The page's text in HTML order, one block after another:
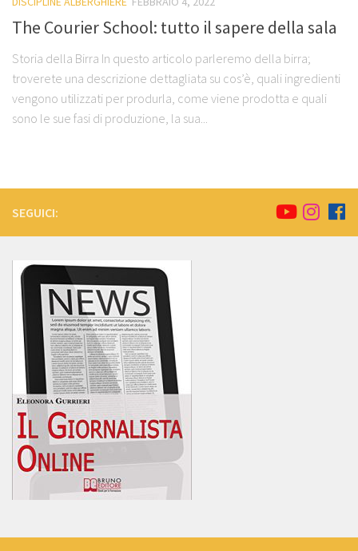
The Courier School: tutto il sapere della sala
Storia della Birra In questo articolo parleremo della birra;
troverete una descrizione dettagliata su cos’è, quali ingredienti
vengono utilizzati per produrla, come viene prodotta e quali
sono le sue fasi di produzione, la sua...
SEGUICI: